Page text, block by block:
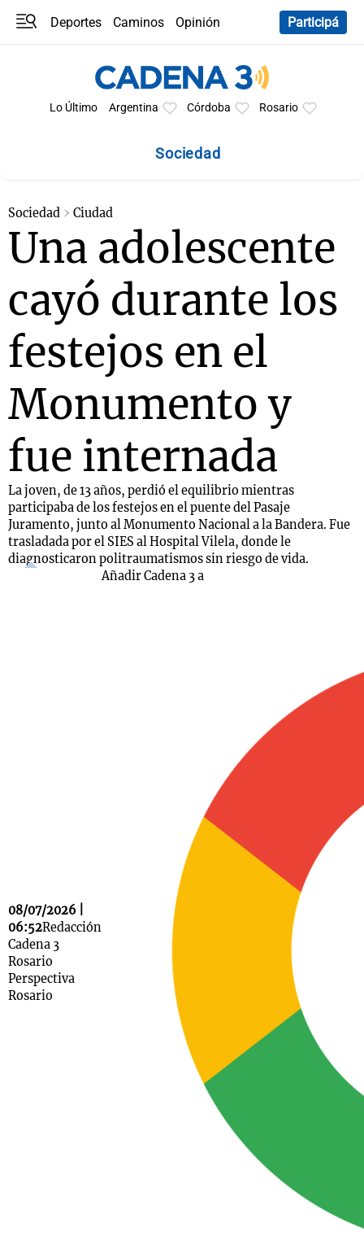
Deportes Caminos
Opinión
Participá
Lo Último Argentina Córdoba Rosario
Sociedad
Sociedad Ciudad
Una adolescente
cayó durante los
festejos en el
Monumento y
fue internada
La joven, de 13 años, perdió el equilibrio mientras
participaba de los festejos en el puente del Pasaje
Juramento, junto al Monumento Nacional a la Bandera. Fue
trasladada por el SIES al Hospital Vilela, donde le
diagnosticaron politraumatismos sin riesgo de vida.
08/07/2026 |
06:52Redacción
Cadena 3
Rosario
Perspectiva
Rosario
Añadir Cadena 3 a
La Sole en
Cadena 3